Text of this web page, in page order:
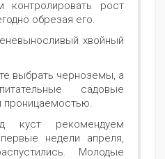
рост
обрезая его.
хвойный
выбрать черноземы, а
садовые
проницаемостью.
куст рекомендуем
недели апреля,
Молодые